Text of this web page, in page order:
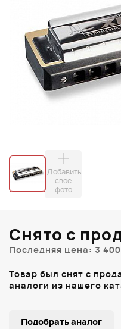
Добавить
свое
фото
Снято с
Последняя цена: 3
Товар был снят с
аналоги из нашего
Подобрать аналог